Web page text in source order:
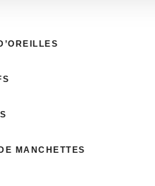
MANCHETTES